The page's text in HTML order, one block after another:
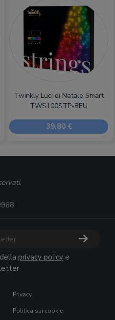
Twinkly Luci di Natale Smart
TWS100STP-BEU
39,80 €
privacy policy e
Privacy
Politica sui cookie